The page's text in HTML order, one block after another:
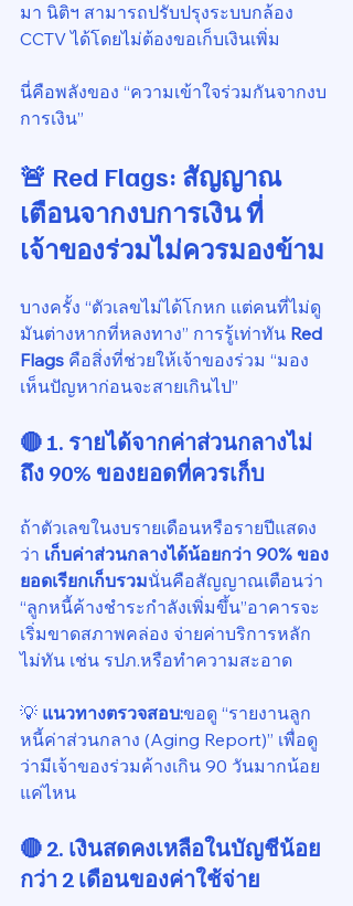
มา นิติฯ สามารถปรับปรุงระบบกล้อง
CCTV ได้โดยไม่ต้องขอเก็บเงินเพิ่ม
นี่คือพลังของ “ความเข้าใจร่วมกันจากงบ
การเงิน”
🚨 Red Flags: สัญญาณ
เตือนจากงบการเงิน ที่
เจ้าของร่วมไม่ควรมองข้าม
บางครั้ง “ตัวเลขไม่ได้โกหก แต่คนที่ไม่ดู
มันต่างหากที่หลงทาง” การรู้เท่าทัน Red
Flags คือสิ่งที่ช่วยให้เจ้าของร่วม “มอง
เห็นปัญหาก่อนจะสายเกินไป”
🔴 1. รายได้จากค่าส่วนกลางไม่
ถึง 90% ของยอดที่ควรเก็บ
ถ้าตัวเลขในงบรายเดือนหรือรายปีแสดง
ว่า เก็บค่าส่วนกลางได้น้อยกว่า 90% ของ
ยอดเรียกเก็บรวมนั่นคือสัญญาณเตือนว่า
“ลูกหนี้ค้างชำระกำลังเพิ่มขึ้น”อาคารจะ
เริ่มขาดสภาพคล่อง จ่ายค่าบริการหลัก
ไม่ทัน เช่น รปภ.หรือทำความสะอาด
💡 แนวทางตรวจสอบ:ขอดู “รายงานลูก
หนี้ค่าส่วนกลาง (Aging Report)” เพื่อดู
ว่ามีเจ้าของร่วมค้างเกิน 90 วันมากน้อย
แค่ไหน
🔴 2. เงินสดคงเหลือในบัญชีน้อย
กว่า 2 เดือนของค่าใช้จ่าย